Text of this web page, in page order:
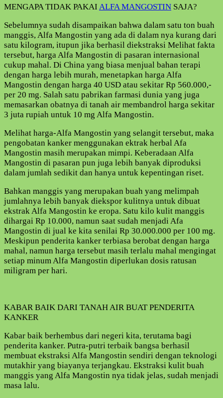
MENGAPA TIDAK PAKAI ALFA MANGOSTIN SAJA?
Sebelumnya sudah disampaikan bahwa dalam satu ton buah
manggis, Alfa Mangostin yang ada di dalam nya kurang dari
satu kilogram, itupun jika berhasil diekstraksi Melihat fakta
tersebut, harga Alfa Mangostin di pasaran internasional
cukup mahal. Di China yang biasa menjual bahan terapi
dengan harga lebih murah, menetapkan harga Alfa
Mangostin dengan harga 40 USD atau sekitar Rp 560.000,-
per 20 mg. Salah satu pabrikan farmasi dunia yang juga
memasarkan obatnya di tanah air membandrol harga sekitar
3 juta rupiah untuk 10 mg Alfa Mangostin.
Melihat harga-Alfa Mangostin yang selangit tersebut, maka
pengobatan kanker menggunakan ektrak herbal Afa
Mangostin masih merupakan mimpi. Keberadaan Alfa
Mangostin di pasaran pun juga lebih banyak diproduksi
dalam jumlah sedikit dan hanya untuk kepentingan riset.
Bahkan manggis yang merupakan buah yang melimpah
jumlahnya lebih banyak diekspor kulitnya untuk dibuat
ekstrak Alfa Mangostin ke eropa. Satu kilo kulit manggis
dihargai Rp 10.000, namun saat sudah menjadi Afa
Mangostin di jual ke kita senilai Rp 30.000.000 per 100 mg.
Meskipun penderita kanker terbiasa berobat dengan harga
mahal, namun harga tersebut masih terlalu mahal mengingat
setiap minum Alfa Mangostin diperlukan dosis ratusan
miligram per hari.
KABAR BAIK DARI TANAH AIR BUAT PENDERITA
KANKER
Kabar baik berhembus dari negeri kita, terutama bagi
penderita kanker. Putra-putri terbaik bangsa berhasil
membuat ekstraksi Alfa Mangostin sendiri dengan teknologi
mutakhir yang biayanya terjangkau. Ekstraksi kulit buah
manggis yang Alfa Mangostin nya tidak jelas, sudah menjadi
masa lalu.